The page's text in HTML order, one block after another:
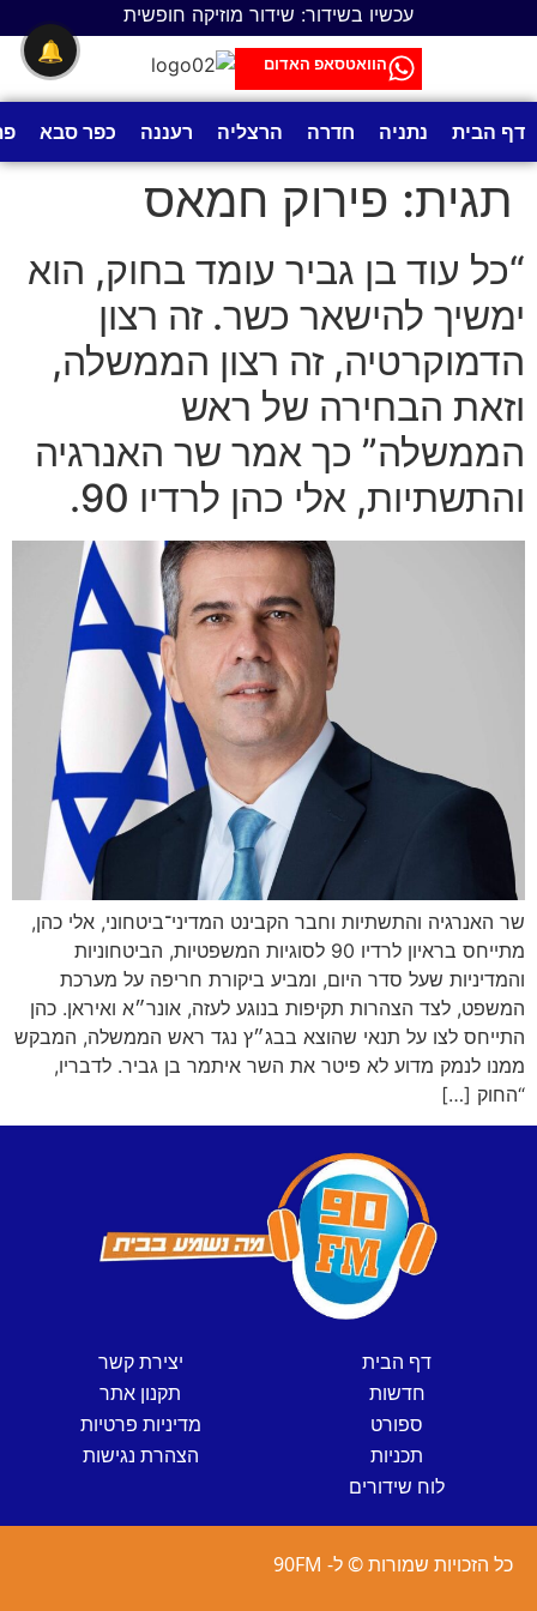
עכשיו בשידור: שידור מוזיקה חופשית
הוואטסאפ האדום
דף הבית נתניה חדרה הרצליה רעננה כפר סבא
תגית: פירוק חמאס
“כל עוד בן גביר עומד בחוק, הוא
ימשיך להישאר כשר. זה רצון
הדמוקרטיה, זה רצון הממשלה,
וזאת הבחירה של ראש
הממשלה” כך אמר שר האנרגיה
והתשתיות, אלי כהן לרדיו 90.
שר האנרגיה והתשתיות וחבר הקבינט המדיני־ביטחוני, אלי כהן,
מתייחס בראיון לרדיו 90 לסוגיות המשפטיות, הביטחוניות
והמדיניות שעל סדר היום, ומביע ביקורת חריפה על מערכת
המשפט, לצד הצהרות תקיפות בנוגע לעזה, אונר״א ואיראן. כהן
התייחס לצו על תנאי שהוצא בבג״ץ נגד ראש הממשלה, המבקש
ממנו לנמק מדוע לא פיטר את השר איתמר בן גביר. לדבריו,
“החוק […]
דף הבית
חדשות
ספורט
תכניות
לוח שידורים
יצירת קשר
תקנון אתר
מדיניות פרטיות
הצהרת נגישות
כל הזכויות שמורות © ל- 90FM
🔔